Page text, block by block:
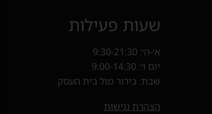
שעות פעילות
א׳-ה׳: 9:30-21:30
יום ו׳: 9:00-14:30
שבת: בירור מול בית העסק
הצהרת נגישות